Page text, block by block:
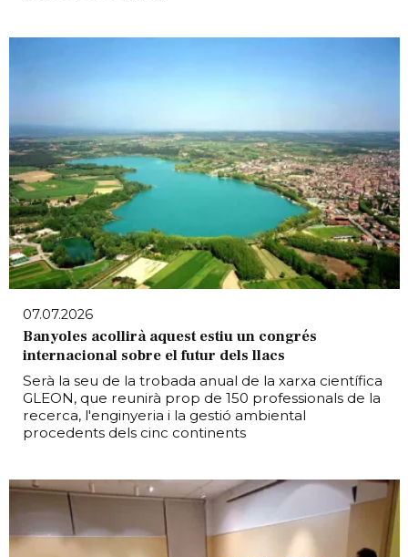
07.07.2026
Banyoles acollirà aquest estiu un congrés
internacional sobre el futur dels llacs
Serà la seu de la trobada anual de la xarxa científica
GLEON, que reunirà prop de 150 professionals de la
recerca, l'enginyeria i la gestió ambiental
procedents dels cinc continents